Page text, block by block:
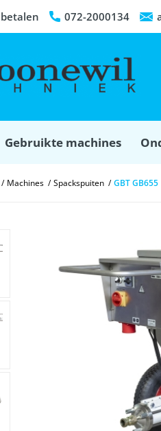
072-2000134
Gebruikte machines
/ Machines / Spackspuiten / GBT GB655